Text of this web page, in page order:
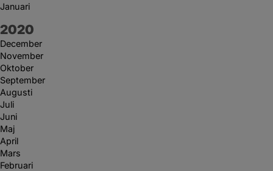
Januari
År:
2020
December
November
Oktober
September
Augusti
Juli
Juni
Maj
April
Mars
Februari